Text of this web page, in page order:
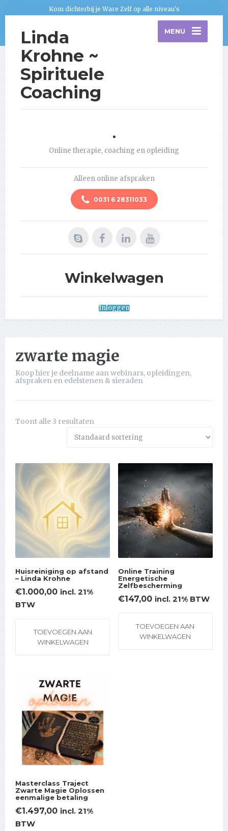
Kom dichterbij je Ware Zelf op alle niveau's
Linda
Krohne ~
Spirituele
Coaching
MENU
.
Online therapie, coaching en opleiding
Alleen online afspraken
0031 6 28311033
Winkelwagen
Inloggen
zwarte magie
Koop hier je deelname aan webinars, opleidingen,
afspraken en edelstenen & sieraden
Toont alle 3 resultaten
Huisreiniging op afstand
– Linda Krohne
€1.000,00 incl. 21%
BTW
TOEVOEGEN AAN
WINKELWAGEN
Online Training
Energetische
Zelfbescherming
€147,00 incl. 21% BTW
TOEVOEGEN AAN
WINKELWAGEN
Masterclass Traject
Zwarte Magie Oplossen
eenmalige betaling
€1.497,00 incl. 21%
BTW